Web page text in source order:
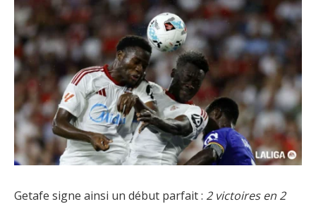
Getafe signe ainsi un début parfait : 2 victoires en 2